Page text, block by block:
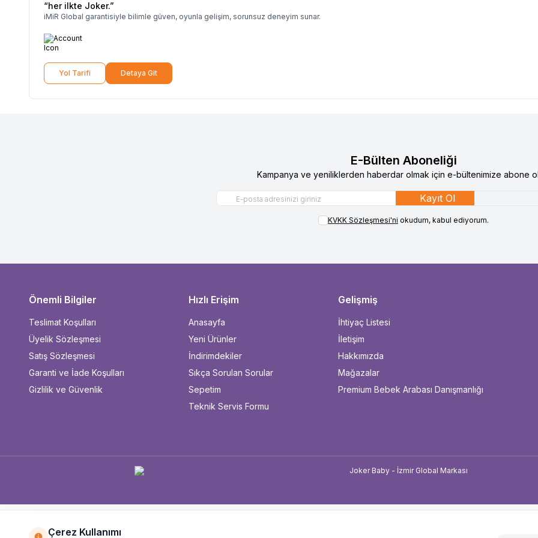
“her ilkte Joker.”
iMiR Global garantisiyle bilimle güven, oyunla gelişim, sorunsuz deneyim sunar.
Yol Tarifi Detaya Git
E-Bülten Aboneliği
Kampanya ve yeniliklerden haberdar olmak için e-bültenimize abone
Kayıt Ol
KVKK Sözleşmesi'ni okudum, kabul ediyorum.
Önemli Bilgiler
Teslimat Koşulları
Üyelik Sözleşmesi
Satış Sözleşmesi
Garanti ve İade Koşulları
Gizlilik ve Güvenlik
Hızlı Erişim
Anasayfa
Yeni Ürünler
İndirimdekiler
Sıkça Sorulan Sorular
Sepetim
Teknik Servis Formu
Gelişmiş
İhtiyaç Listesi
İletişim
Hakkımızda
Mağazalar
Premium Bebek Arabası Danışmanlığı
Çerez Kullanımı